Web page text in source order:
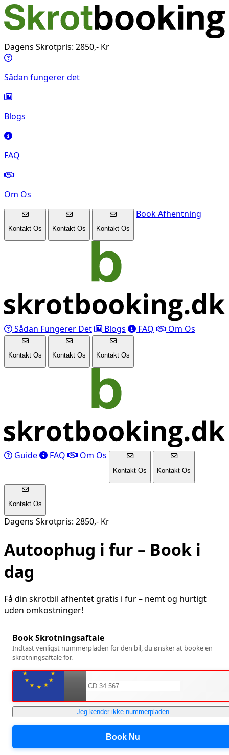
Dagens Skrotpris: 2850,- Kr
Sådan fungerer det
Blogs
FAQ
Om Os
Kontakt Os Kontakt Os Kontakt Os
Book Afhentning
Sådan Fungerer Det Blogs FAQ Om Os
Kontakt Os Kontakt Os Kontakt Os
Guide FAQ Om Os
Kontakt Os Kontakt Os
Kontakt Os
Dagens Skrotpris: 2850,- Kr
Autoophug i fur – Book i
dag
Få din skrotbil afhentet gratis i fur– nemt og hurtigt
uden omkostninger!
Book Skrotningsaftale
Indtast venligst nummerpladen for den bil, du ønsker at booke en
skrotningsaftale for.
Jeg kender ikke nummerpladen
Book Nu